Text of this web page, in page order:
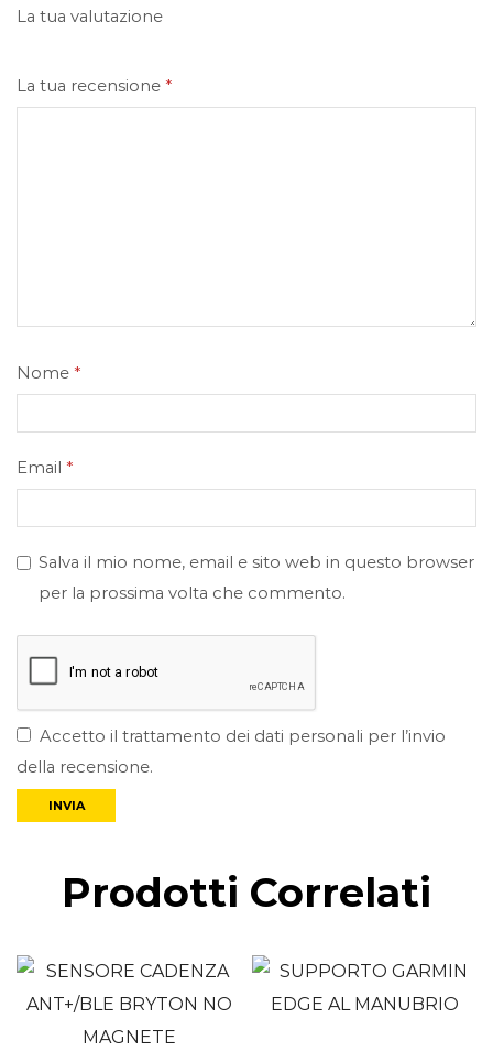
La tua valutazione
La tua recensione *
Nome *
Email *
Salva il mio nome, email e sito web in questo browser
per la prossima volta che commento.
Accetto il trattamento dei dati personali per l’invio
della recensione.
Prodotti Correlati